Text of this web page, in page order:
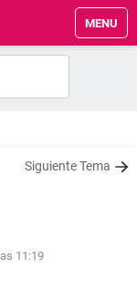
MENU
Siguiente Tema
11:19